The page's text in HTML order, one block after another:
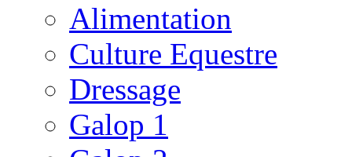
Alimentation
Culture Equestre
Dressage
Galop 1